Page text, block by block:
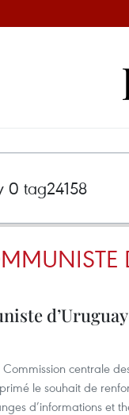
centrale
le souhait de
d’informations et